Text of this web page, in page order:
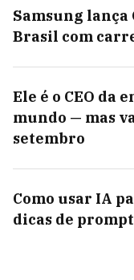
Samsung lança
Brasil com
Ele é o CEO da
mundo — mas
setembro
Como usar IA
dicas de